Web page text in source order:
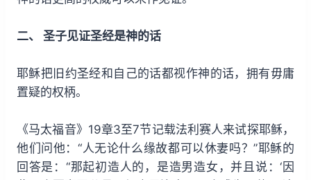
二、 圣子见证圣经是神的话
耶稣把旧约圣经和自己的话都视作神的话，拥有毋庸
置疑的权柄。
《马太福音》19章3至7节记载法利赛人来试探耶稣，
他们问他：“人无论什么缘故都可以休妻吗？”耶稣的
回答是：“那起初造人的，是造男造女，并且说：‘因